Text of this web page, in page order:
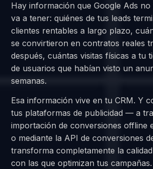
Hay información que Google Ads
va a tener: quiénes de tus leads
clientes rentables a largo plazo,
se convirtieron en contratos reales
después, cuántas visitas físicas a tu
de usuarios que habían visto un
semanas.
Esa información vive en tu CRM. Y
tus plataformas de publicidad — a
importación de conversiones offline
o mediante la API de conversiones
transforma completamente la
con las que optimizan tus campañas.